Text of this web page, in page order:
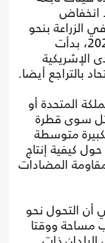
انخفاض
الزراعة بنحو
النصف بين عامي 2014 و2021، بدأت
الإشريكية
بالتراجع أيضا.
المتحدة أو
سوى قطرة
متوسطة
كيفية إنتاج
المضادات
التحول نحو
مساحة ووقتا